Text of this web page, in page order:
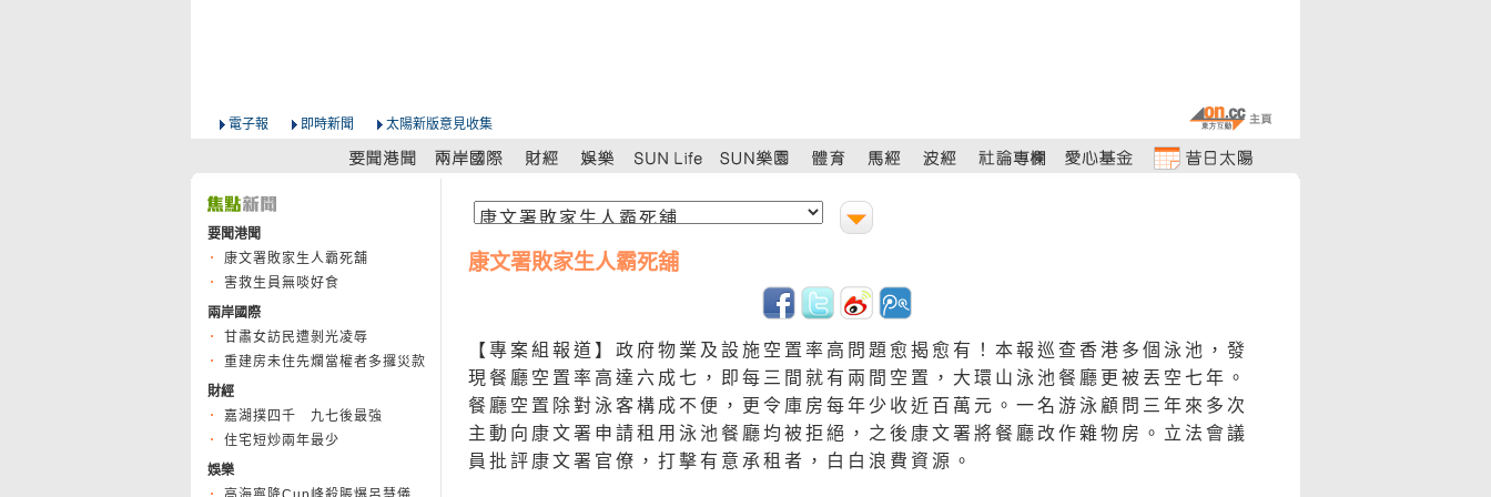
電子報 即時新聞 太陽新版意見收集
要聞港聞
康文署敗家生人霸死舖
害救生員無啖好食
兩岸國際
甘肅女訪民遭剝光凌辱
重建房未住先爛當權者多攞災款
財經
嘉湖撲四千 九七後最強
住宅短炒兩年最少
娛樂
康文署敗家生人霸死舖
【專案組報道】政府物業及設施空置率高問題愈揭愈有！本報巡查香港多個泳池，發
現餐廳空置率高達六成七，即每三間就有兩間空置，大環山泳池餐廳更被丟空七年。
餐廳空置除對泳客構成不便，更令庫房每年少收近百萬元。一名游泳顧問三年來多次
主動向康文署申請租用泳池餐廳均被拒絕，之後康文署將餐廳改作雜物房。立法會議
員批評康文署官僚，打擊有意承租者，白白浪費資源。